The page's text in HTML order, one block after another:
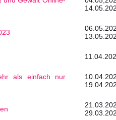
als einfach nur